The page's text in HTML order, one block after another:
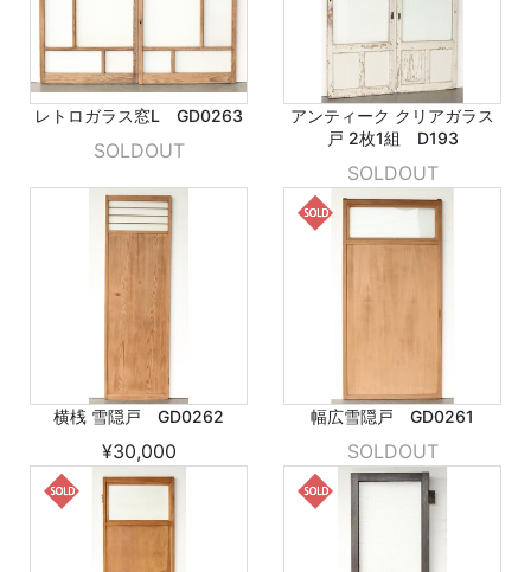
レトロガラス窓L GD0263
SOLDOUT
アンティーク クリアガラス
戸 2枚1組 D193
SOLDOUT
横桟 雪隠戸 GD0262
¥30,000
幅広雪隠戸 GD0261
SOLDOUT